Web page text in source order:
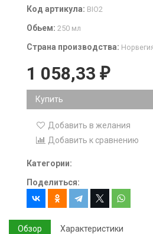
Код артикула: BIO2
Обьем: 250 мл
Страна производства:
1 058,33 ₽
Купить
Добавить в желания
Добавить к сравнению
Категории:
Поделиться:
Обзор Характеристики